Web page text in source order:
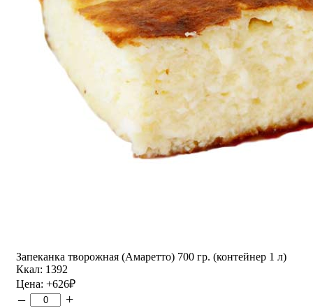
Запеканка творожная (Амаретто) 700 гр. (контейнер 1 л)
Ккал: 1392
Цена: +626₽
– +